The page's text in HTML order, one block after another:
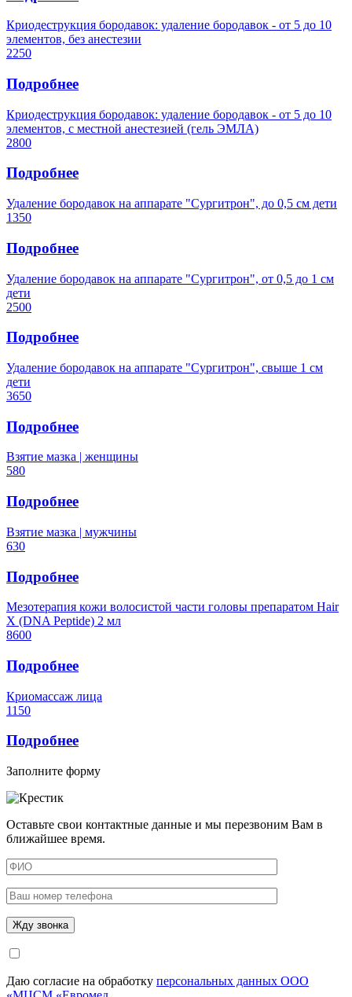
Криодеструкция бородавок: удаление бородавок - от 5 до 10
элементов, без анестезии
2250
Подробнее
Криодеструкция бородавок: удаление бородавок - от 5 до 10
элементов, с местной анестезией (гель ЭМЛА)
2800
Подробнее
Удаление бородавок на аппарате "Сургитрон", до 0,5 см дети
1350
Подробнее
Удаление бородавок на аппарате "Сургитрон", от 0,5 до 1 см
дети
2500
Подробнее
Удаление бородавок на аппарате "Сургитрон", свыше 1 см
дети
3650
Подробнее
Взятие мазка | женщины
580
Подробнее
Взятие мазка | мужчины
630
Подробнее
Мезотерапия кожи волосистой части головы препаратом Hair
X (DNA Peptide) 2 мл
8600
Подробнее
Криомассаж лица
1150
Подробнее
Заполните форму
Оставьте свои контактные данные и мы перезвоним Вам в
ближайшее время.
Даю согласие на обработку персональных данных ООО